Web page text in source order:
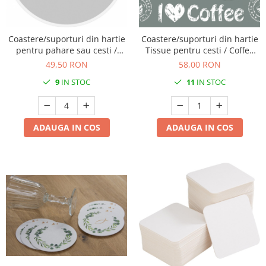
DECOR HALLOWEEN
DECOR ZIUA ROMANIEI
DECOR CRACIUN & REVELION
DECOR PRIMAVARA
DECOR VARA
DECOR TOAMNA
DECOR IARNA
TEMATICA CULINARA
DECOR OKTOBER FEST
DECOR BABY SHOWER
Coastere/suporturi din hartie
pentru pahare sau cesti /
argintii / diametru 9 cm / 250
49,50 RON
9 IN STOC
ADAUGA IN COS
Coastere/suporturi din hartie
Tissue pentru cesti / Coffee
Time - antracit / 9 x 9 cm / 250
58,00 RON
11 IN STOC
ADAUGA IN COS